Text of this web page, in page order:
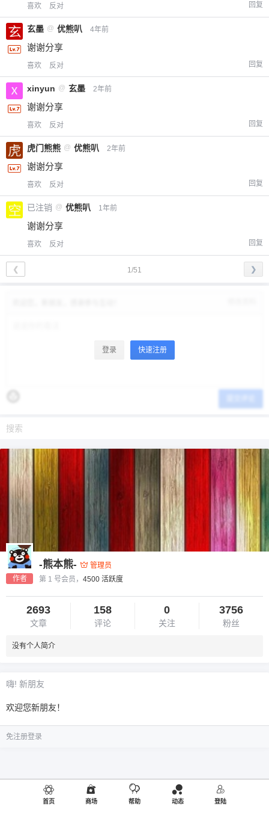
喜欢 反对 回复
玄墨 @ 优熊叭 4年前
谢谢分享
喜欢 反对 回复
xinyun @ 玄墨 2年前
谢谢分享
喜欢 反对 回复
虎门熊熊 @ 优熊叭 2年前
谢谢分享
喜欢 反对 回复
已注销 @ 优熊叭 1年前
谢谢分享
喜欢 反对 回复
1/51
❮ ❯
登录 快速注册
作者
-熊本熊-
管理员
第 1 号会员， 4500 活跃度
2693
文章
158
评论
0
关注
3756
粉丝
没有个人简介
嗨! 新朋友
欢迎您新朋友！
免注册登录
首页 商场 帮助 动态 登陆